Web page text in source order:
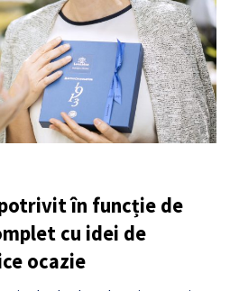
în funcție de
cu idei de
ocazie